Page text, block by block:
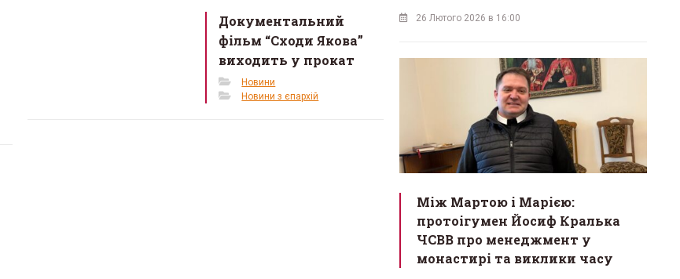
Документальний
фільм “Сходи Якова”
виходить у прокат
Новини
Новини з єпархій
26 Лютого 2026 в 16:00
Між Мартою і Марією:
протоігумен Йосиф Кралька
ЧСВВ про менеджмент у
монастирі та виклики часу